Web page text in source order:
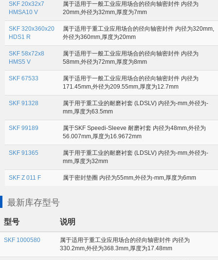
SKF 20x32x7
HMSA10 V
属于适用于一般工业应用场合的径向轴密封件 内径为
20mm,外径为32mm,厚度为7mm
SKF 320x360x20
HDS1 R
属于适用于重工业应用场合的径向轴密封件 内径为320mm,
外径为360mm,厚度为20mm
SKF 58x72x8
HMS5 V
属于适用于一般工业应用场合的径向轴密封件 内径为
58mm,外径为72mm,厚度为8mm
SKF 67533
属于适用于一般工业应用场合的径向轴密封件 内径为
171.45mm,外径为209.55mm,厚度为12.7mm
SKF 91328
属于用于重工业的耐磨衬套 (LDSLV) 内径为-mm,外径为-
mm,厚度为63.5mm
SKF 99189
属于SKF Speedi-Sleeve 耐磨衬套 内径为48mm,外径为
56.007mm,厚度为16.9672mm
SKF 91365
属于用于重工业的耐磨衬套 (LDSLV) 内径为-mm,外径为-
mm,厚度为32mm
SKF Z 011 F 属于密封垫圈 内径为55mm,外径为-mm,厚度为6mm
最新库存型号
型号 说明
SKF 1000580
属于适用于重工业应用场合的径向轴密封件 内径为
330.2mm,外径为368.3mm,厚度为17.48mm